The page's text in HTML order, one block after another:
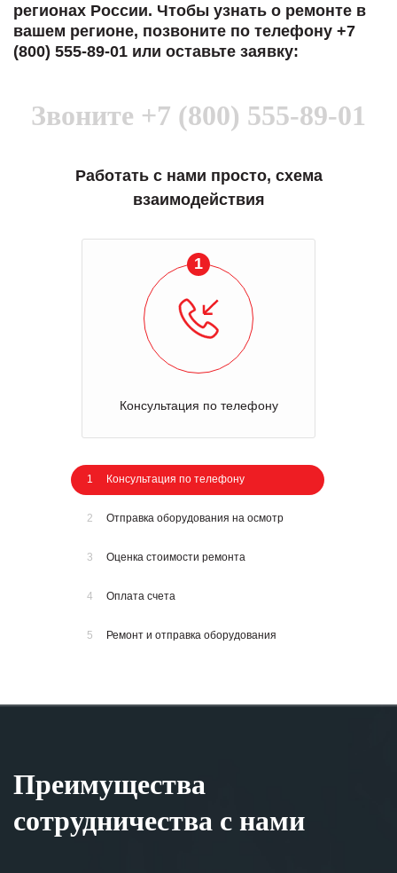
регионах России. Чтобы узнать о ремонте в
вашем регионе, позвоните по телефону +7
(800) 555-89-01 или оставьте заявку:
Звоните +7 (800) 555-89-01
Работать с нами просто, схема
взаимодействия
1
Консультация по телефону
1 Консультация по телефону
2 Отправка оборудования на осмотр
3 Оценка стоимости ремонта
4 Оплата счета
5 Ремонт и отправка оборудования
Преимущества
сотрудничества с нами